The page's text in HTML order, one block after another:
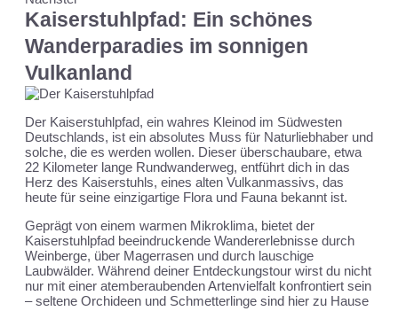
Kaiserstuhlpfad: Ein schönes
Wanderparadies im sonnigen
Vulkanland
Der Kaiserstuhlpfad, ein wahres Kleinod im Südwesten
Deutschlands, ist ein absolutes Muss für Naturliebhaber und
solche, die es werden wollen. Dieser überschaubare, etwa
22 Kilometer lange Rundwanderweg, entführt dich in das
Herz des Kaiserstuhls, eines alten Vulkanmassivs, das
heute für seine einzigartige Flora und Fauna bekannt ist.
Geprägt von einem warmen Mikroklima, bietet der
Kaiserstuhlpfad beeindruckende Wandererlebnisse durch
Weinberge, über Magerrasen und durch lauschige
Laubwälder. Während deiner Entdeckungstour wirst du nicht
nur mit einer atemberaubenden Artenvielfalt konfrontiert sein
– seltene Orchideen und Schmetterlinge sind hier zu Hause